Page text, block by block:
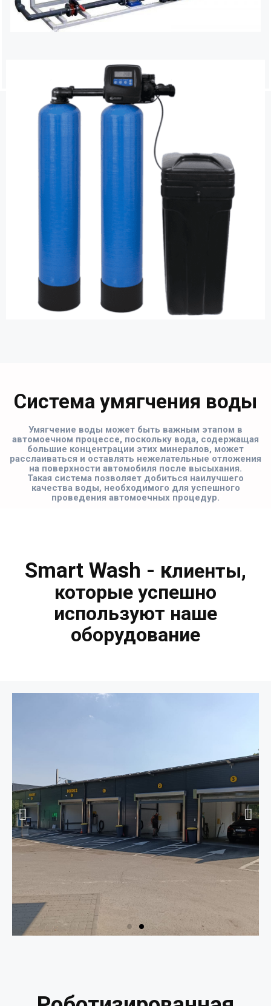
Система умягчения воды
Умягчение воды может быть важным этапом в
автомоечном процессе, поскольку вода, содержащая
большие концентрации этих минералов, может
расслаиваться и оставлять нежелательные отложения
на поверхности автомобиля после высыхания.
Такая система позволяет добиться наилучшего
качества воды, необходимого для успешного
проведения автомоечных процедур.
Smart Wash - клиенты,
которые успешно
используют наше
оборудование